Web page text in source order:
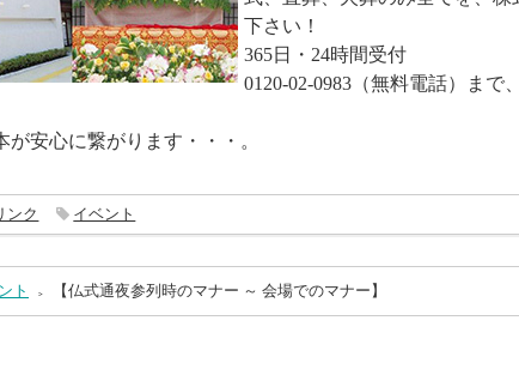
下さい！
365日・24時間受付
0120-02-0983（無料電話）まで
が安心に繋がります・・・。
ンク イベント
ト 【仏式通夜参列時のマナー ～ 会場でのマナー】